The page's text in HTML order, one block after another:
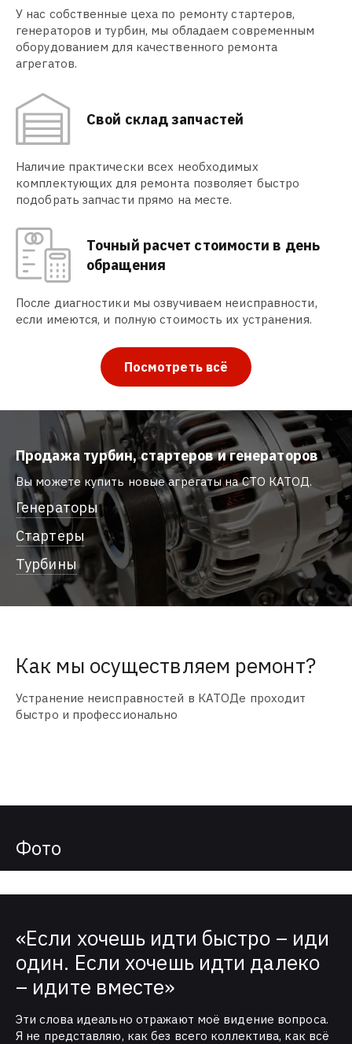
У нас собственные цеха по ремонту стартеров,
генераторов и турбин, мы обладаем современным
оборудованием для качественного ремонта
агрегатов.
Свой склад запчастей
Наличие практически всех необходимых
комплектующих для ремонта позволяет быстро
подобрать запчасти прямо на месте.
Точный расчет стоимости в день
обращения
После диагностики мы озвучиваем неисправности,
если имеются, и полную стоимость их устранения.
Посмотреть всё
Продажа турбин, стартеров и генераторов
Вы можете купить новые агрегаты на СТО КАТОД.
Генераторы
Стартеры
Турбины
Как мы осуществляем ремонт?
Устранение неисправностей в КАТОДе проходит
быстро и профессионально
Фото
«Если хочешь идти быстро – иди
один. Если хочешь идти далеко
– идите вместе»
Эти слова идеально отражают моё видение вопроса.
Я не представляю, как без всего коллектива, как всё